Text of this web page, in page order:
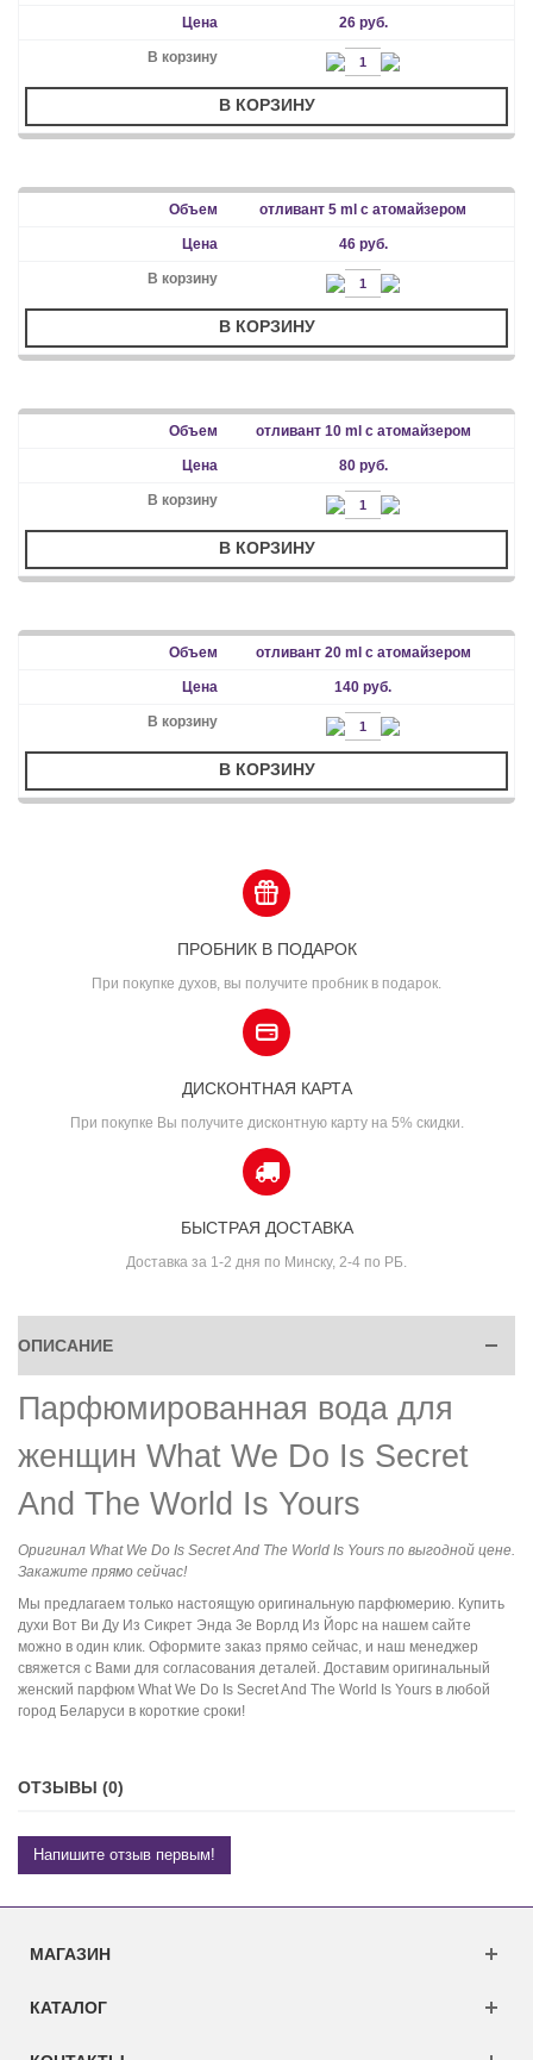
26 руб.
В КОРЗИНУ
отливант 5 ml с атомайзером
46 руб.
В КОРЗИНУ
отливант 10 ml с атомайзером
80 руб.
В КОРЗИНУ
отливант 20 ml с атомайзером
140 руб.
В КОРЗИНУ
ПРОБНИК В ПОДАРОК
При покупке духов, вы получите пробник в подарок.
ДИСКОНТНАЯ КАРТА
При покупке Вы получите дисконтную карту на 5% скидки.
БЫСТРАЯ ДОСТАВКА
Доставка за 1-2 дня по Минску, 2-4 по РБ.
ОПИСАНИЕ
Парфюмированная вода для
женщин What We Do Is Secret
And The World Is Yours
Оригинал What We Do Is Secret And The World Is Yours по выгодной цене.
Закажите прямо сейчас!
Мы предлагаем только настоящую оригинальную парфюмерию. Купить
духи Вот Ви Ду Из Сикрет Энда Зе Ворлд Из Йорс на нашем сайте
можно в один клик. Оформите заказ прямо сейчас, и наш менеджер
свяжется с Вами для согласования деталей. Доставим оригинальный
женский парфюм What We Do Is Secret And The World Is Yours в любой
город Беларуси в короткие сроки!
ОТЗЫВЫ (0)
Напишите отзыв первым!
МАГАЗИН
КАТАЛОГ